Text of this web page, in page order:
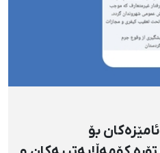
بۆ